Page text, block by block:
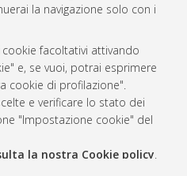
la navigazione solo con i
facoltativi attivando
e, se vuoi, potrai esprimere
cookie di profilazione".
e verificare lo stato dei
"Impostazione cookie" del
la nostra Cookie policy